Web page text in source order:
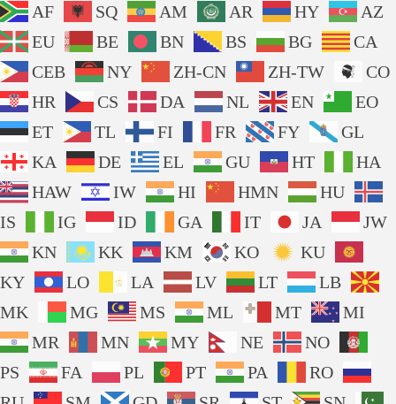
AF SQ AM AR HY
AZ
EU
BE BN BS BG
CA
CEB
NY ZH-CN ZH-TW
CO
HR
CS DA NL EN
EO
ET
TL FI FR FY
GL
KA
DE EL GU HT
HA
HAW
IW HI HMN
HU
IS
IG ID GA IT JA
JW
KN
KK KM KO
KU
KY
LO LA LV LT
LB
MK
MG MS ML MT
MI
MR
MN MY NE
NO
PS
FA PL PT PA
RO